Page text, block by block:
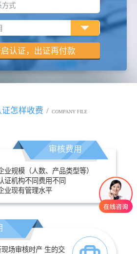
方式
怎样收费 / COMPANY FILE
审核费用
业规模（人数、产品类型等）
证机构不同费用不同
业现有管理水平
场审核时产 生的交